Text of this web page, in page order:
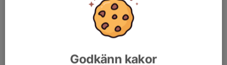
För barn som vill fortsätta utvecklas efter skridskoskolan och
förbereda sig för att bli tävlingsåkare. Isträning varvas med fys-
skridskoskolan är redo för nästa steg.
Godkänn kakor